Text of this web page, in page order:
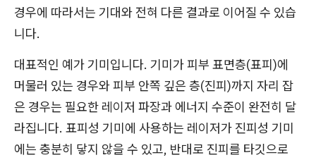
경우에 따라서는 기대와 전혀 다른 결과로 이어질 수 있습
니다.
대표적인 예가 기미입니다. 기미가 피부 표면층(표피)에
머물러 있는 경우와 피부 안쪽 깊은 층(진피)까지 자리 잡
은 경우는 필요한 레이저 파장과 에너지 수준이 완전히 달
라집니다. 표피성 기미에 사용하는 레이저가 진피성 기미
에는 충분히 닿지 않을 수 있고, 반대로 진피를 타깃으로